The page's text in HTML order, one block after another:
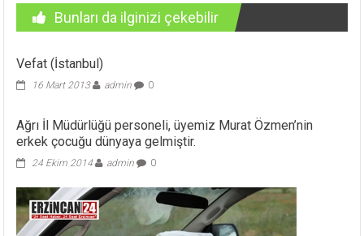
Bunları da ilginizi çekebilir
Vefat (İstanbul)
16 Mart 2013 admin 0
Ağrı İl Müdürlüğü personeli, üyemiz Murat Özmen’nin
erkek çocuğu dünyaya gelmiştir.
24 Ekim 2014 admin 0